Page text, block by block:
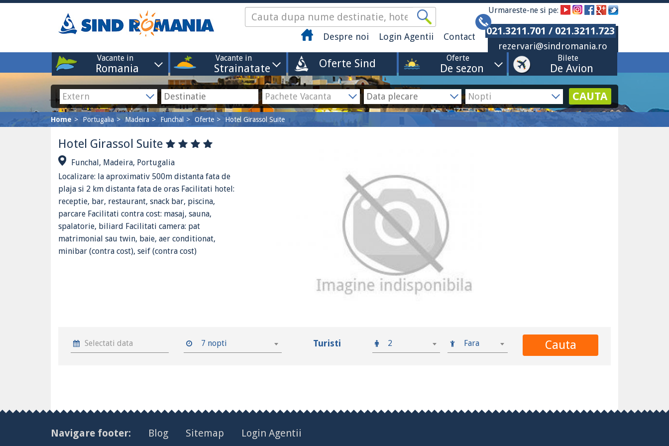
Despre noi Login Agentii Contact
Urmareste-ne si pe:
021.3211.701 / 021.3211.723
rezervari@sindromania.ro
Vacante in
Romania
Vacante in
Strainatate Oferte Sind Oferte
De sezon
Bilete
De Avion
CAUTA
Home Portugalia Madeira Funchal Oferte Hotel Girassol Suite
Hotel Girassol Suite
Funchal, Madeira, Portugalia
Localizare: la aproximativ 500m distanta fata de
plaja si 2 km distanta fata de oras Facilitati hotel:
receptie, bar, restaurant, snack bar, piscina,
parcare Facilitati contra cost: masaj, sauna,
spalatorie, biliard Facilitati camera: pat
matrimonial sau twin, baie, aer conditionat,
minibar (contra cost), seif (contra cost)
7 nopti Turisti 2 Fara Cauta
Navigare footer: Blog Sitemap
Login Agentii